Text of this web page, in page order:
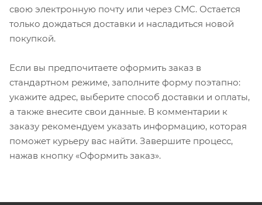
свою электронную почту или через СМС. Остается
только дождаться доставки и насладиться новой
покупкой.
Если вы предпочитаете оформить заказ в
стандартном режиме, заполните форму поэтапно:
укажите адрес, выберите способ доставки и оплаты,
а также внесите свои данные. В комментарии к
заказу рекомендуем указать информацию, которая
поможет курьеру вас найти. Завершите процесс,
нажав кнопку «Оформить заказ».